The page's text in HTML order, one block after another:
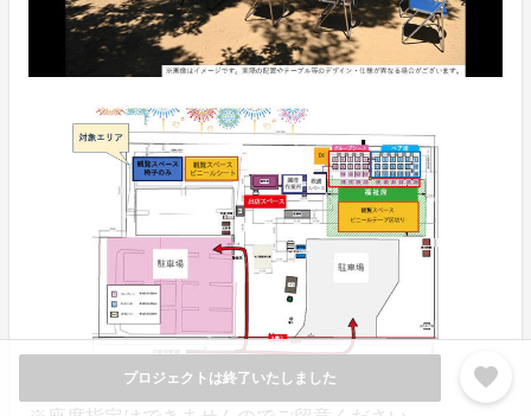
プロジェクトは終了いたしました favorite